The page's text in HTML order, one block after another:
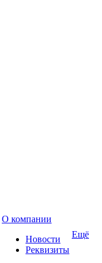
О компании
Новости
Реквизиты
Ещё